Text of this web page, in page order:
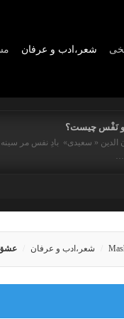
شعر،ادب و عرفان
و نَفْس چیست؟
الدین « سعیدی» بادِ نفس مر سینه
شعر،ادب و عرفان عشق